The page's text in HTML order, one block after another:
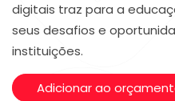
digitais traz para a
seus desafios e
instituições.
Adicionar ao